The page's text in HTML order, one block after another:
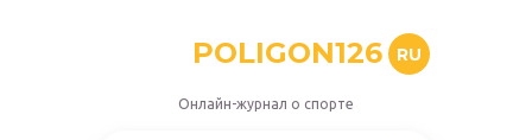
POLIGON126 RU
Онлайн-журнал о спорте